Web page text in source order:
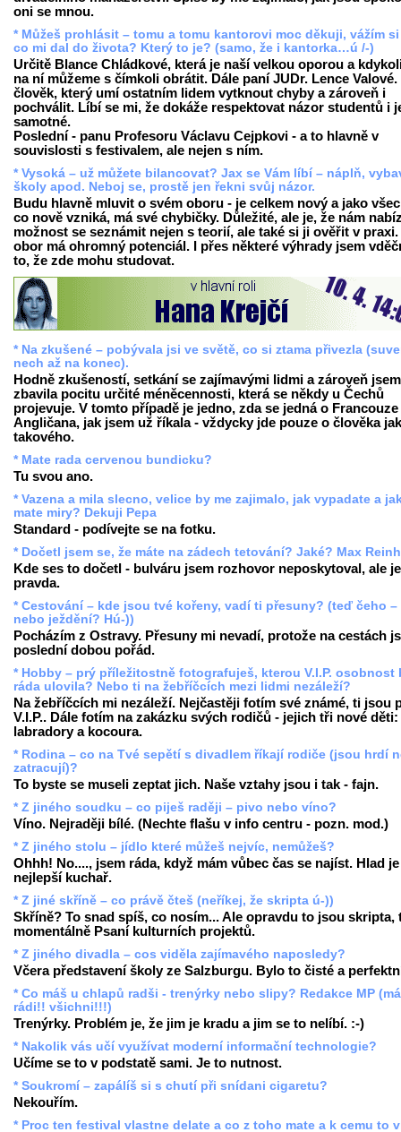
oni se mnou.
* Můžeš prohlásit – tomu a tomu kantorovi moc děkuji, vážím
co mi dal do života? Který to je? (samo, že i kantorka…ú /-)
Určitě Blance Chládkové, která je naší velkou oporou a
na ní můžeme s čímkoli obrátit. Dále paní JUDr. Lence Valové.
člověk, který umí ostatním lidem vytknout chyby a zároveň i
pochválit. Líbí se mi, že dokáže respektovat názor studentů i
samotné.
Poslední - panu Profesoru Václavu Cejpkovi - a to hlavně v
souvislosti s festivalem, ale nejen s ním.
* Vysoká – už můžete bilancovat? Jax se Vám líbí – náplň,
školy apod. Neboj se, prostě jen řekni svůj názor.
Budu hlavně mluvit o svém oboru - je celkem nový a jako
co nově vzniká, má své chybičky. Důležité, ale je, že nám
možnost se seznámit nejen s teorií, ale také si ji ověřit v praxi.
obor má ohromný potenciál. I přes některé výhrady jsem
to, že zde mohu studovat.
* Na zkušené – pobývala jsi ve světě, co si ztama přivezla
nech až na konec).
Hodně zkušeností, setkání se zajímavými lidmi a zároveň
zbavila pocitu určité méněcennosti, která se někdy u Čechů
projevuje. V tomto případě je jedno, zda se jedná o Francouze
Angličana, jak jsem už říkala - vždycky jde pouze o člověka
takového.
* Mate rada cervenou bundicku?
Tu svou ano.
* Vazena a mila slecno, velice by me zajimalo, jak vypadate a
mate miry? Dekuji Pepa
Standard - podívejte se na fotku.
* Dočetl jsem se, že máte na zádech tetování? Jaké? Max
Kde ses to dočetl - bulváru jsem rozhovor neposkytoval, ale
pravda.
* Cestování – kde jsou tvé kořeny, vadí ti přesuny? (teď čeho –
nebo ježdění? Hú-))
Pocházím z Ostravy. Přesuny mi nevadí, protože na cestách
poslední dobou pořád.
* Hobby – prý příležitostně fotografuješ, kterou V.I.P. osobnost
ráda ulovila? Nebo ti na žebříčcích mezi lidmi nezáleží?
Na žebříčcích mi nezáleží. Nejčastěji fotím své známé, ti jsou
V.I.P.. Dále fotím na zakázku svých rodičů - jejich tři nové děti:
labradory a kocoura.
* Rodina – co na Tvé sepětí s divadlem říkají rodiče (jsou hrdí
zatracují)?
To byste se museli zeptat jich. Naše vztahy jsou i tak - fajn.
* Z jiného soudku – co piješ raději – pivo nebo víno?
Víno. Nejraději bílé. (Nechte flašu v info centru - pozn. mod.)
* Z jiného stolu – jídlo které můžeš nejvíc, nemůžeš?
Ohhh! No...., jsem ráda, když mám vůbec čas se najíst. Hlad je
nejlepší kuchař.
* Z jiné skříně – co právě čteš (neříkej, že skripta ú-))
Skříně? To snad spíš, co nosím... Ale opravdu to jsou skripta,
momentálně Psaní kulturních projektů.
* Z jiného divadla – cos viděla zajímavého naposledy?
Včera představení školy ze Salzburgu. Bylo to čisté a
* Co máš u chlapů radši - trenýrky nebo slipy? Redakce MP
rádi!! všichni!!!)
Trenýrky. Problém je, že jim je kradu a jim se to nelíbí. :-)
* Nakolik vás učí využívat moderní informační technologie?
Učíme se to v podstatě sami. Je to nutnost.
* Soukromí – zapálíš si s chutí při snídani cigaretu?
Nekouřím.
* Proc ten festival vlastne delate a co z toho mate a k cemu to